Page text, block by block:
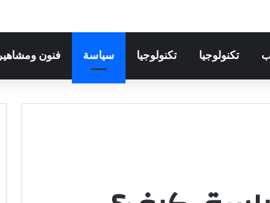
تكنولوجيا تكنولوجيا سياسة فنون ومشاهير